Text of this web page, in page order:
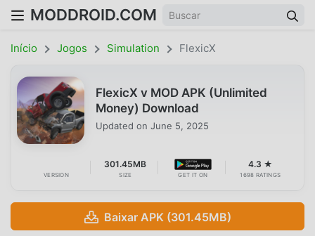
MODDROID.COM
Início Jogos Simulation FlexicX
FlexicX v MOD APK (Unlimited
Money) Download
Updated on June 5, 2025
VERSION
301.45MB
SIZE GET IT ON
4.3 ★
1698 RATINGS
Baixar APK (301.45MB)